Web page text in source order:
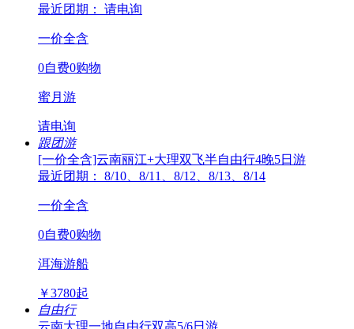
最近团期： 请电询
一价全含
0自费0购物
蜜月游
请电询
跟团游
[一价全含]云南丽江+大理双飞半自由行4晚5日游
最近团期： 8/10、8/11、8/12、8/13、8/14
一价全含
0自费0购物
洱海游船
￥3780起
自由行
云南大理一地自由行双高5/6日游